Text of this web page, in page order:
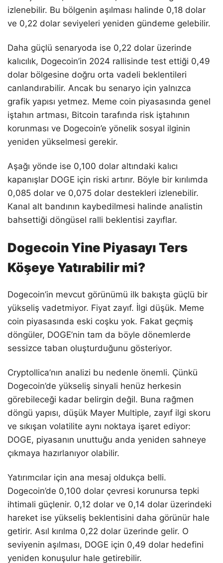
izlenebilir. Bu bölgenin aşılması halinde 0,18 dolar
ve 0,22 dolar seviyeleri yeniden gündeme gelebilir.
Daha güçlü senaryoda ise 0,22 dolar üzerinde
kalıcılık, Dogecoin’in 2024 rallisinde test ettiği 0,49
dolar bölgesine doğru orta vadeli beklentileri
canlandırabilir. Ancak bu senaryo için yalnızca
grafik yapısı yetmez. Meme coin piyasasında genel
iştahın artması, Bitcoin tarafında risk iştahının
korunması ve Dogecoin’e yönelik sosyal ilginin
yeniden yükselmesi gerekir.
Aşağı yönde ise 0,100 dolar altındaki kalıcı
kapanışlar DOGE için riski artırır. Böyle bir kırılımda
0,085 dolar ve 0,075 dolar destekleri izlenebilir.
Kanal alt bandının kaybedilmesi halinde analistin
bahsettiği döngüsel ralli beklentisi zayıflar.
Dogecoin Yine Piyasayı Ters
Köşeye Yatırabilir mi?
Dogecoin’in mevcut görünümü ilk bakışta güçlü bir
yükseliş vadetmiyor. Fiyat zayıf. İlgi düşük. Meme
coin piyasasında eski coşku yok. Fakat geçmiş
döngüler, DOGE’nin tam da böyle dönemlerde
sessizce taban oluşturduğunu gösteriyor.
Cryptollica’nın analizi bu nedenle önemli. Çünkü
Dogecoin’de yükseliş sinyali henüz herkesin
görebileceği kadar belirgin değil. Buna rağmen
döngü yapısı, düşük Mayer Multiple, zayıf ilgi skoru
ve sıkışan volatilite aynı noktaya işaret ediyor:
DOGE, piyasanın unuttuğu anda yeniden sahneye
çıkmaya hazırlanıyor olabilir.
Yatırımcılar için ana mesaj oldukça belli.
Dogecoin’de 0,100 dolar çevresi korunursa tepki
ihtimali güçlenir. 0,12 dolar ve 0,14 dolar üzerindeki
hareket ise yükseliş beklentisini daha görünür hale
getirir. Asıl kırılma 0,22 dolar üzerinde gelir. O
seviyenin aşılması, DOGE için 0,49 dolar hedefini
yeniden konuşulur hale getirebilir.